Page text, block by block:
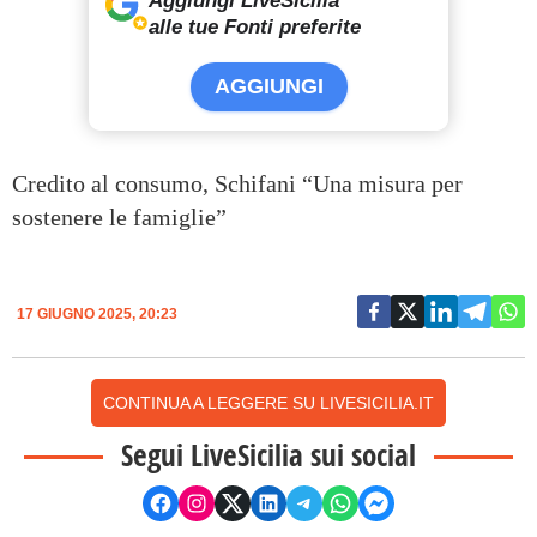
alle tue Fonti preferite
AGGIUNGI
Credito al consumo, Schifani “Una misura per
sostenere le famiglie”
17 GIUGNO 2025, 20:23
CONTINUA A LEGGERE SU LIVESICILIA.IT
Segui LiveSicilia sui social